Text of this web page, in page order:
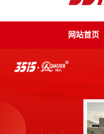
网站首页